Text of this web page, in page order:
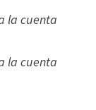
la cuenta
la cuenta